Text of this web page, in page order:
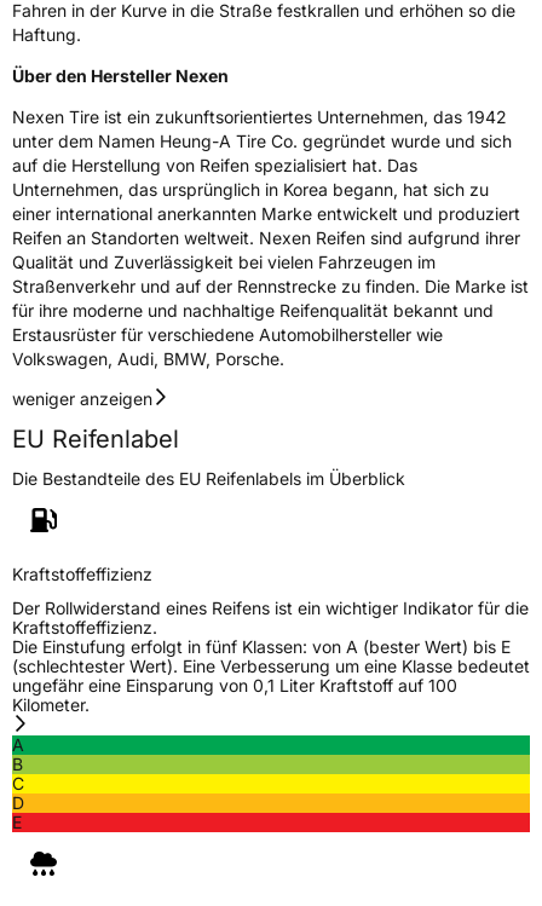
EisgripNein
EPREL ID433070
Allgemeine Produktsicherheit (GPSR)
Herstellerkontakt NEXEN TIRE EUROPE s.r.o., Lise-Meitner-
Strasse 1 65779 Kelkheim Deutschland,
marketing.nte@nexentire.com
Fahren in der Kurve in die Straße festkrallen und erhöhen so die
Haftung.
Über den Hersteller Nexen
Nexen Tire ist ein zukunftsorientiertes Unternehmen, das 1942
unter dem Namen Heung-A Tire Co. gegründet wurde und sich
auf die Herstellung von Reifen spezialisiert hat. Das
Unternehmen, das ursprünglich in Korea begann, hat sich zu
einer international anerkannten Marke entwickelt und produziert
Reifen an Standorten weltweit. Nexen Reifen sind aufgrund ihrer
Qualität und Zuverlässigkeit bei vielen Fahrzeugen im
Straßenverkehr und auf der Rennstrecke zu finden. Die Marke ist
für ihre moderne und nachhaltige Reifenqualität bekannt und
Erstausrüster für verschiedene Automobilhersteller wie
Volkswagen, Audi, BMW, Porsche.
weniger anzeigen
EU Reifenlabel
Die Bestandteile des EU Reifenlabels im Überblick
Kraftstoffeffizienz
Der Rollwiderstand eines Reifens ist ein wichtiger Indikator für die
Kraftstoffeffizienz.
Die Einstufung erfolgt in fünf Klassen: von A (bester Wert) bis E
(schlechtester Wert). Eine Verbesserung um eine Klasse bedeutet
ungefähr eine Einsparung von 0,1 Liter Kraftstoff auf 100
Kilometer.
A
B
C
D
E